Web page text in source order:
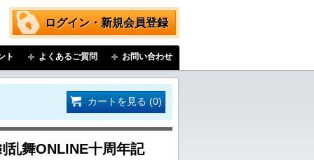
ログイン・新規会員登録
ト よくあるご質問 お問い合わせ
カートを見る (0)
乱舞ONLINE十周年記